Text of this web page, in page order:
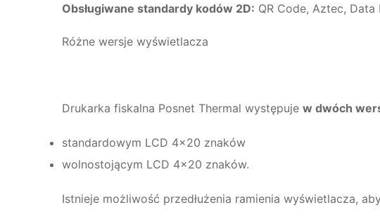
Obsługiwane standardy kodów 2D: QR Code, Aztec, Data
Różne wersje wyświetlacza
Drukarka fiskalna Posnet Thermal występuje w dwóch
standardowym LCD 4×20 znaków
wolnostojącym LCD 4×20 znaków.
Istnieje możliwość przedłużenia ramienia wyświetlacza,